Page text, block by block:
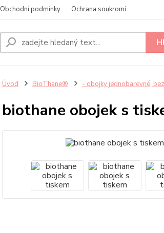
Obchodní podmínky Ochrana soukromí
Úvod BioThane® - obojky jednobarevné,
biothane obojek s